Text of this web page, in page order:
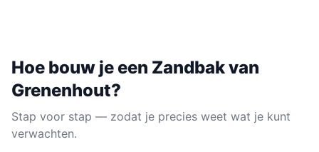
Hoe bouw je een Zandbakvan
Grenenhout?
Stap voor stap — zodat je precies weet wat je kunt
verwachten.